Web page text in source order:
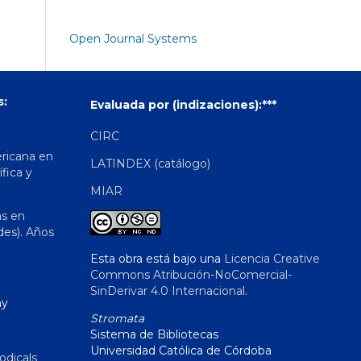
Open Journal Systems
en
y
en
Años
Evaluada por (indizaciones):***
CIRC
LATINDEX (catálogo)
MIAR
Esta obra está bajo una Licencia Creative
Commons Atribución-NoComercial-
SinDerivar 4.0 Internacional.
Stromata
Sistema de Bibliotecas
Universidad Católica de Córdoba